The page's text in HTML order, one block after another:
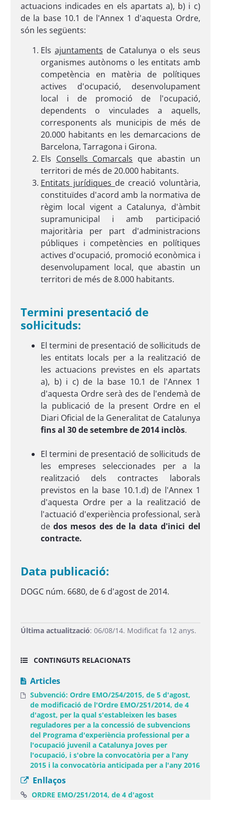
actuacions indicades en els apartats a), b) i c)
de la base 10.1 de l'Annex 1 d'aquesta Ordre,
són les següents:
Els ajuntaments de Catalunya o els seus
organismes autònoms o les entitats amb
competència en matèria de polítiques
actives d'ocupació, desenvolupament
local i de promoció de l'ocupació,
dependents o vinculades a aquells,
corresponents als municipis de més de
20.000 habitants en les demarcacions de
Barcelona, Tarragona i Girona.
Els Consells Comarcals que abastin un
territori de més de 20.000 habitants.
Entitats jurídiques de creació voluntària,
constituïdes d'acord amb la normativa de
règim local vigent a Catalunya, d'àmbit
supramunicipal i amb participació
majoritària per part d'administracions
públiques i competències en polítiques
actives d'ocupació, promoció econòmica i
desenvolupament local, que abastin un
territori de més de 8.000 habitants.
Termini presentació de
sol·licituds:
El termini de presentació de sol·licituds de
les entitats locals per a la realització de
les actuacions previstes en els apartats
a), b) i c) de la base 10.1 de l'Annex 1
d'aquesta Ordre serà des de l'endemà de
la publicació de la present Ordre en el
Diari Oficial de la Generalitat de Catalunya
fins al 30 de setembre de 2014 inclòs.
El termini de presentació de sol·licituds de
les empreses seleccionades per a la
realització dels contractes laborals
previstos en la base 10.1.d) de l'Annex 1
d'aquesta Ordre per a la realització de
l'actuació d'experiència professional, serà
dedos mesos des de la data d'inici del
contracte.
Data publicació:
DOGC núm. 6680, de 6 d'agost de 2014.
Última actualització: 06/08/14. Modificat fa 12 anys.
CONTINGUTS RELACIONATS
Articles
Subvenció: Ordre EMO/254/2015, de 5 d'agost,
de modificació de l'Ordre EMO/251/2014, de 4
d'agost, per la qual s'estableixen les bases
reguladores per a la concessió de subvencions
del Programa d'experiència professional per a
l'ocupació juvenil a Catalunya Joves per
l'ocupació, i s'obre la convocatòria per a l'any
2015 i la convocatòria anticipada per a l'any 2016
Enllaços
ORDRE EMO/251/2014, de 4 d'agost(Obre una finestra